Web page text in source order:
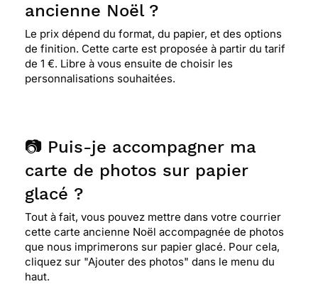
ancienne Noël ?
Le prix dépend du format, du papier, et des options
de finition. Cette carte est proposée à partir du tarif
de 1 €. Libre à vous ensuite de choisir les
personnalisations souhaitées.
📷 Puis-je accompagner ma
carte de photos sur papier
glacé ?
Tout à fait, vous pouvez mettre dans votre courrier
cette carte ancienne Noël accompagnée de photos
que nous imprimerons sur papier glacé. Pour cela,
cliquez sur "Ajouter des photos" dans le menu du
haut.